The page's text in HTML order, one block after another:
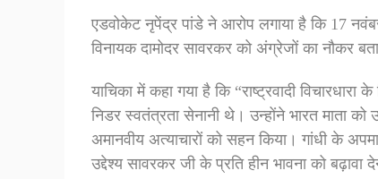
एडवोकेट नृपेंद्र पांडे ने आरोप लगाया है कि 17
विनायक दामोदर सावरकर को अंग्रेजों का नौकर
याचिका में कहा गया है कि “राष्ट्रवादी
निडर स्वतंत्रता सेनानी थे। उन्होंने भारत माता
अमानवीय अत्याचारों को सहन किया। गांधी के
उद्देश्य सावरकर जी के प्रति हीन भावना को बढ़ावा